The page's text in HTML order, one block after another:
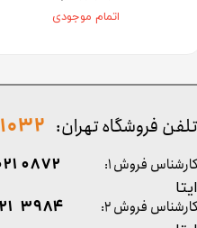
اتمام موجودی
تلفن فروشگاه تهران: 1032 2842 - 021
کارشناس فروش ۱: 0872 021 0936
ایتا
کارشناس فروش ۲:
۳۹۸۴ ۰۲۱ ۰۹۳۶